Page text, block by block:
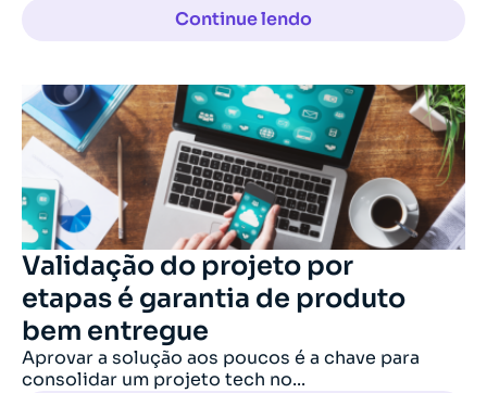
Continue lendo
Validação do projeto por
etapas é garantia de produto
bem entregue
Aprovar a solução aos poucos é a chave para
consolidar um projeto tech no...